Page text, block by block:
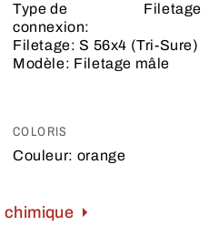
Type de
connexion:
Filetage
Filetage: S 56x4 (Tri-Sure)
Modèle: Filetage mâle
COLORIS
Couleur: orange
chimique